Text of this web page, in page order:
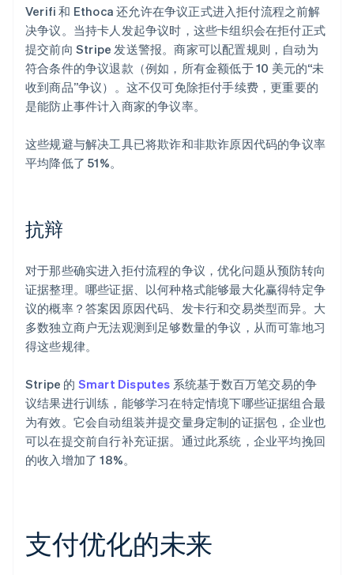
Verifi 和 Ethoca 还允许在争议正式进入拒付流程之前解
决争议。当持卡人发起争议时，这些卡组织会在拒付正式
提交前向 Stripe 发送警报。商家可以配置规则，自动为
符合条件的争议退款（例如，所有金额低于 10 美元的“未
收到商品”争议）。这不仅可免除拒付手续费，更重要的
是能防止事件计入商家的争议率。
这些规避与解决工具已将欺诈和非欺诈原因代码的争议率
平均降低了 51%。
抗辩
对于那些确实进入拒付流程的争议，优化问题从预防转向
证据整理。哪些证据、以何种格式能够最大化赢得特定争
议的概率？答案因原因代码、发卡行和交易类型而异。大
多数独立商户无法观测到足够数量的争议，从而可靠地习
得这些规律。
Stripe 的 Smart Disputes 系统基于数百万笔交易的争
议结果进行训练，能够学习在特定情境下哪些证据组合最
为有效。它会自动组装并提交量身定制的证据包，企业也
可以在提交前自行补充证据。通过此系统，企业平均挽回
的收入增加了 18%。
支付优化的未来